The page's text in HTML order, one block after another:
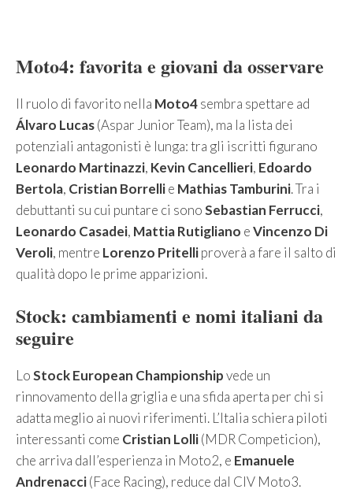
Moto4: favorita e giovani da osservare
Il ruolo di favorito nella Moto4sembra spettare ad
Álvaro Lucas(Aspar Junior Team), ma la lista dei
potenziali antagonisti è lunga: tra gli iscritti figurano
Leonardo Martinazzi, Kevin Cancellieri, Edoardo
Bertola, Cristian Borrellie Mathias Tamburini. Tra i
debuttanti su cui puntare ci sonoSebastian Ferrucci,
Leonardo Casadei, Mattia Rutigliano eVincenzo Di
Veroli, mentre Lorenzo Pritelliproverà a fare il salto di
qualità dopo le prime apparizioni.
Stock: cambiamenti e nomi italiani da
seguire
LoStock European Championshipvede un
rinnovamento della griglia e una sfida aperta per chi si
adatta meglio ai nuovi riferimenti. L’Italia schiera piloti
interessanti come Cristian Lolli(MDR Competicion),
che arriva dall’esperienza in Moto2, e Emanuele
Andrenacci(Face Racing), reduce dal CIV Moto3.